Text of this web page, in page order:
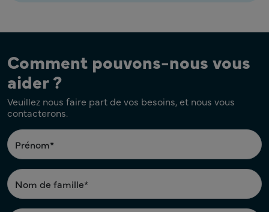
Comment pouvons-nous vous
aider ?
Veuillez nous faire part de vos besoins, et nous vous
contacterons.